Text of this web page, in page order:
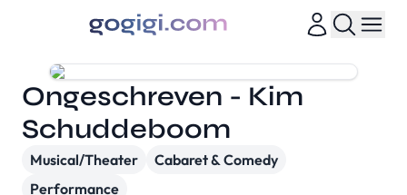
Ongeschreven - Kim
Schuddeboom
Musical/Theater
Cabaret & Comedy
Performance